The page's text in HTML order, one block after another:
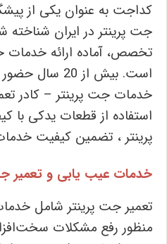
کداجت به عنوان یکی از
جت پرینتر در ایران شناخته
تخصص، آماده ارائه خدمات
است. بیش از 20 سال
خدمات جت پرینتر – کادر
استفاده از قطعات یدکی با
پرینتر ، تضمین کیفیت
خدمات عیب یابی و تعمیر جت
تعمیر جت پرینتر شامل
منظور رفع مشکلات